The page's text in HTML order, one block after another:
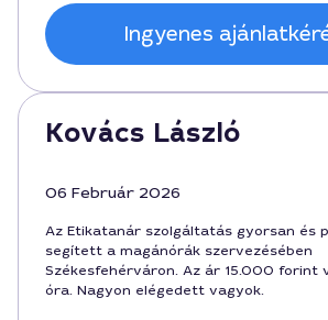
Ingyenes
Kovács László
06 Február 2026
Az Etikatanár szolgáltatás gyorsan és
segített a magánórák szervezésében
Székesfehérváron. Az ár 15.000 forint
óra. Nagyon elégedett vagyok.